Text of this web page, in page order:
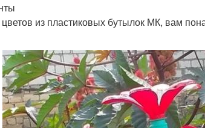
из пластиковых бутылок МК, вам